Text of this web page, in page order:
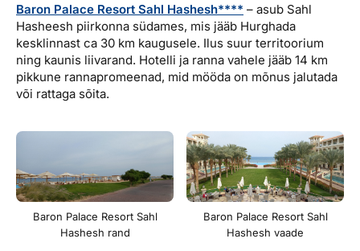
Baron Palace Resort Sahl Hashesh**** – asub Sahl
Hasheesh piirkonna südames, mis jääb Hurghada
kesklinnast ca 30 km kaugusele. Ilus suur territoorium
ning kaunis liivarand. Hotelli ja ranna vahele jääb 14 km
pikkune rannapromeenad, mid mööda on mõnus jalutada
või rattaga sõita.
Baron Palace Resort Sahl
Hashesh rand
Baron Palace Resort Sahl
Hashesh vaade